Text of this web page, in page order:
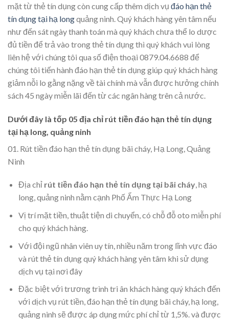
mặt từ thẻ tín dụng còn cung cấp thêm dịch vụ đáo hạn thẻ
tín dụng tại hạ longquảng ninh. Quý khách hàng yên tâm nếu
như đến sát ngày thanh toán mà quý khách chưa thể lo dược
đủ tiền để trả vào trong thẻ tín dụng thì quý khách vui lòng
liên hệ với chúng tôi qua số điện thoại 0879.04.6688 để
chúng tôi tiến hành đáo hạn thẻ tín dụng giúp quý khách hàng
giảm nỗi lo gằng nặng về tài chính mà vẫn được hưởng chính
sách 45 ngày miễn lãi đến từ các ngân hàng trên cả nước.
Dưới đây là tốp 05 địa chỉ rút tiền đáo hạn thẻ tín dụng
tại hạ long, quảng ninh
01. Rút tiền đáo hạn thẻ tín dụng bãi cháy, Hạ Long, Quảng
Ninh
Địa chỉ rút tiền đáo hạn thẻ tín dụng tại bãi cháy, hạ
long, quảng ninh nằm cạnh Phố Ẩm Thực Hạ Long
Vị trí mặt tiền, thuật tiện di chuyển, có chỗ đỗ oto miễn phí
cho quý khách hàng.
Với đội ngũ nhân viên uy tín, nhiều năm trong lĩnh vực đáo
và rút thẻ tín dụng quý khách hàng yên tâm khi sử dụng
dịch vụ tại nơi đây
Đặc biệt với trương trình tri ân khách hàng quý khách đến
với dịch vụ rút tiền, đáo hạn thẻ tín dụng bãi cháy, hạ long,
quảng ninh sẽ được áp dụng mức phí chỉ từ 1,5%. và được